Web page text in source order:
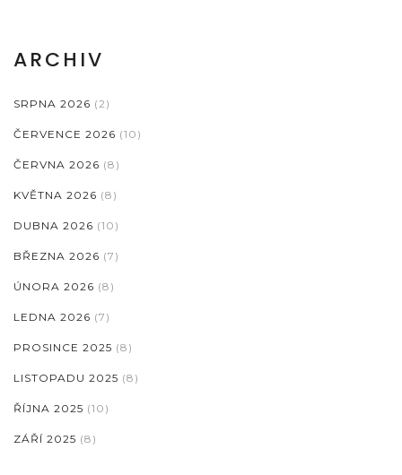
ARCHIV
SRPNA 2026 (2)
ČERVENCE 2026 (10)
ČERVNA 2026 (8)
KVĚTNA 2026 (8)
DUBNA 2026 (10)
BŘEZNA 2026 (7)
ÚNORA 2026 (8)
LEDNA 2026 (7)
PROSINCE 2025 (8)
LISTOPADU 2025 (8)
ŘÍJNA 2025 (10)
ZÁŘÍ 2025 (8)